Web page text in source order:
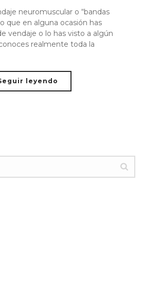
neuromuscular o “bandas
que en alguna ocasión has
vendaje o lo has visto a algún
realmente toda la
leyendo